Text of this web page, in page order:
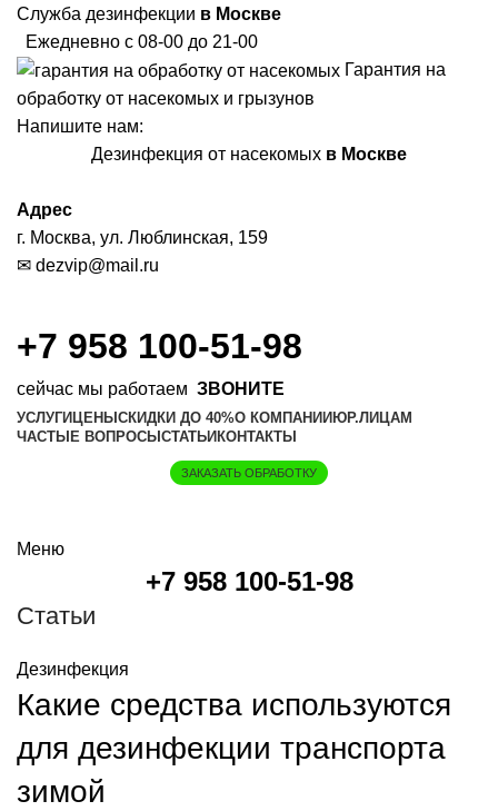
Служба дезинфекции в Москве
Ежедневно с 08-00 до 21-00
Гарантия на
обработку от насекомых и грызунов
Напишите нам:
Дезинфекция от насекомых в Москве
Адрес
г. Москва, ул. Люблинская, 159
✉ dezvip@mail.ru
+7 958 100-51-98
сейчас мы работаем ЗВОНИТЕ
УСЛУГИ ЦЕНЫ СКИДКИ ДО 40%О КОМПАНИИ ЮР.ЛИЦАМ
ЧАСТЫЕ ВОПРОСЫ СТАТЬИ КОНТАКТЫ
ЗАКАЗАТЬ ОБРАБОТКУ
Меню
+7 958 100-51-98
Статьи
Дезинфекция
Какие средства используются
для дезинфекции транспорта
зимой